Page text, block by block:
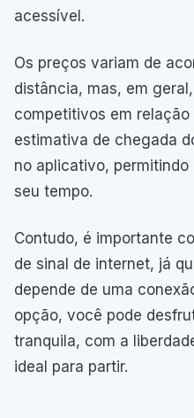
acessível.
Os preços variam de
distância, mas, em
competitivos em
estimativa de chegada
no aplicativo,
seu tempo.
Contudo, é importante
de sinal de internet, já
depende de uma
opção, você pode
tranquila, com a
ideal para partir.